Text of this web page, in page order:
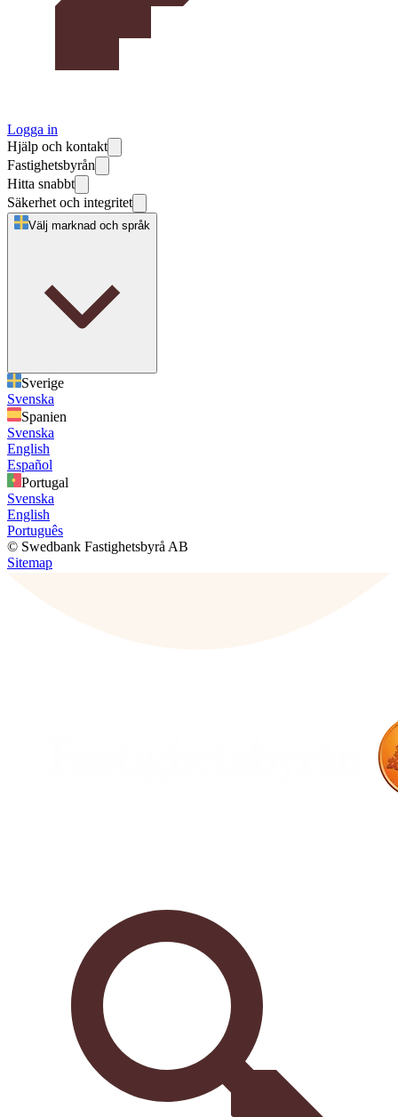
Logga in
Hjälp och kontakt
Fastighetsbyrån
Hitta snabbt
Säkerhet och integritet
Välj marknad och språk
Sverige
Svenska
Spanien
Svenska
English
Español
Portugal
Svenska
English
Português
© Swedbank Fastighetsbyrå AB
Sitemap